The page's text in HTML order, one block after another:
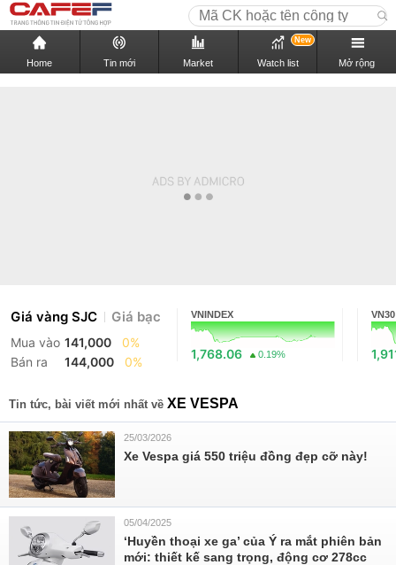
Home Tin mới Market Watch list
New
Mở rộng
Giá vàng SJC Giá bạc
Mua vào 141,000
0%
Bán ra
144,000 0%
VNINDEX
1,768.06 0.19%
VN30
Tin tức, bài viết mới nhất về XE VESPA
25/03/2026
Xe Vespa giá 550 triệu đồng đẹp cỡ này!
05/04/2025
‘Huyền thoại xe ga’ của Ý ra mắt phiên bản
mới: thiết kế sang trọng, động cơ 278cc